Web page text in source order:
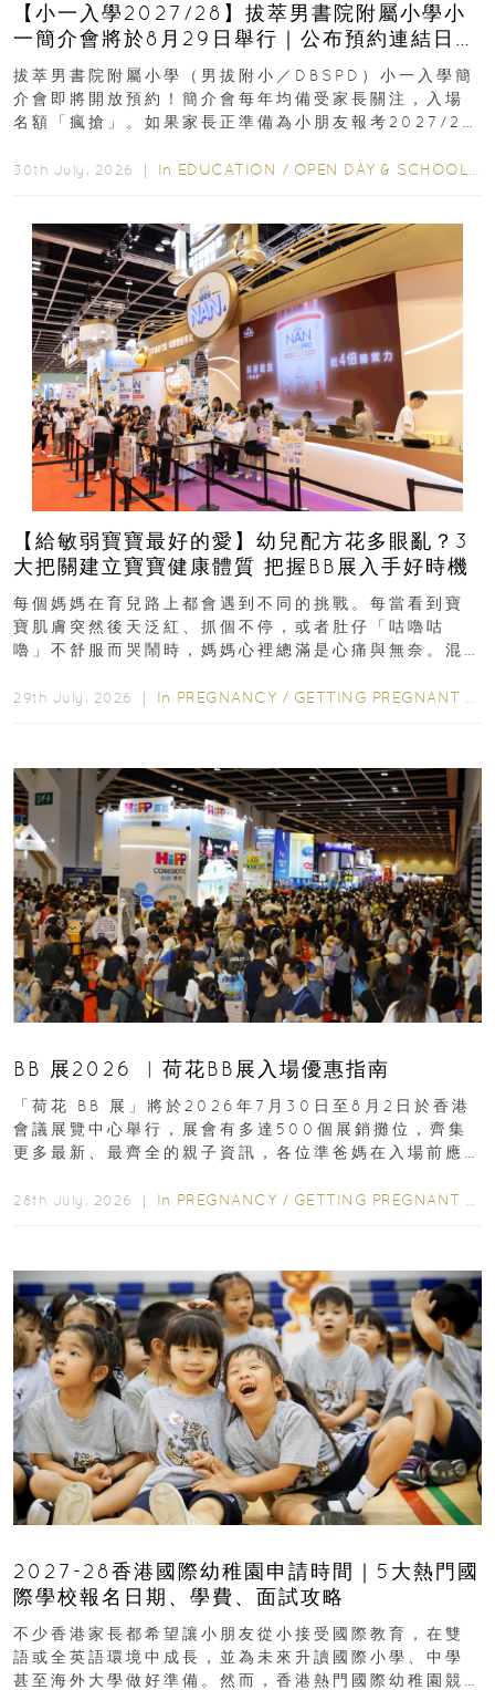
【小一入學2027/28】拔萃男書院附屬小學小
一簡介會將於8月29日舉行｜公布預約連結日期
｜更設有網上重溫
拔萃男書院附屬小學（男拔附小／DBSPD）小一入學簡
介會即將開放預約！簡介會每年均備受家長關注，入場
名額「瘋搶」。如果家長正準備為小朋友報考2027/28
30th July, 2026 ｜ In EDUCATION / OPEN DAY & SCHOOL EVENTS
【給敏弱寶寶最好的愛】幼兒配方花多眼亂？3
大把關建立寶寶健康體質 把握BB展入手好時機
每個媽媽在育兒路上都會遇到不同的挑戰。每當看到寶
寶肌膚突然後天泛紅、抓個不停，或者肚仔「咕嚕咕
嚕」不舒服而哭鬧時，媽媽心裡總滿是心痛與無奈。混
29th July, 2026 ｜ In PREGNANCY / GETTING PREGNANT
BB 展2026 ︳荷花BB展入場優惠指南
「荷花 BB 展」將於2026年7月30日至8月2日於香港
會議展覽中心舉行，展會有多達500個展銷攤位，齊集
更多最新、最齊全的親子資訊，各位準爸媽在入場前應
28th July, 2026 ｜ In PREGNANCY / GETTING PREGNANT
2027-28香港國際幼稚園申請時間｜5大熱門國
際學校報名日期、學費、面試攻略
不少香港家長都希望讓小朋友從小接受國際教育，在雙
語或全英語環境中成長，並為未來升讀國際小學、中學
甚至海外大學做好準備。然而，香港熱門國際幼稚園競